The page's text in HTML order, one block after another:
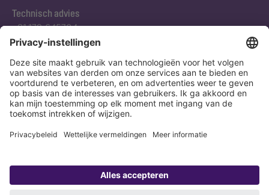
Technisch advies
+31 172-645704
Abonneert u zich op onze nieuwsbrief
Nu aanmelden
Verklaring Colofon